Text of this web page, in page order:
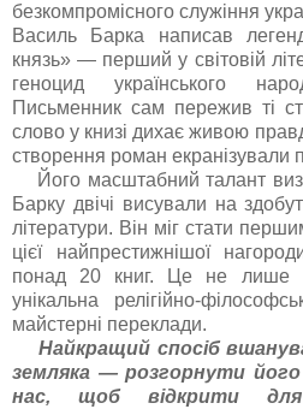
безкомпромісного служіння
Василь Барка написав
князь» — перший у світовій
геноцид українського
Письменник сам пережив ті
слово у книзі дихає живою
створення роман екранізували
Його масштабний талант
Барку двічі висували на
літератури. Він міг стати
цієї найпрестижнішої
понад 20 книг. Це не лише
унікальна релігійно-
майстерні переклади.
Найкращий спосіб
земляка — розгорнути
нас, щоб відкрити